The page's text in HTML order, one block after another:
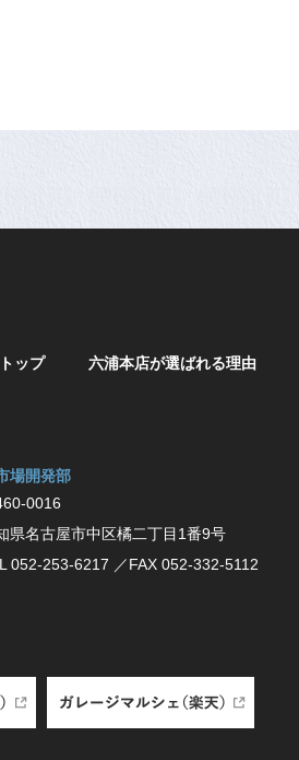
トップ 六浦本店が選ばれる理由
場開発部
0016
県名古屋市中区橘二丁目1番9号
052-253-6217 ／FAX 052-332-5112